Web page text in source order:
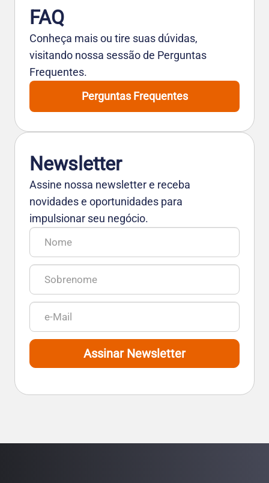
FAQ
Conheça mais ou tire suas dúvidas,
visitando nossa sessão de Perguntas
Frequentes.
Perguntas Frequentes
Newsletter
Assine nossa newsletter e receba
novidades e oportunidades para
impulsionar seu negócio.
Assinar Newsletter